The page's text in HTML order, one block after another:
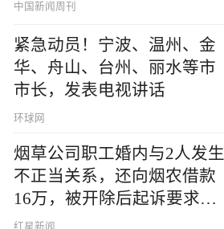
中国新闻周刊
紧急动员！宁波、温州、金
华、舟山、台州、丽水等市
市长，发表电视讲话
环球网
烟草公司职工婚内与2人发生
不正当关系，还向烟农借款
16万，被开除后起诉要求复
职，法院判了
红星新闻